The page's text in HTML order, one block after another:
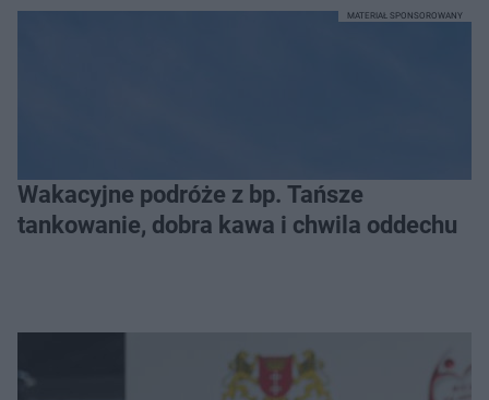
Wakacyjne podróże z bp. Tańsze
tankowanie, dobra kawa i chwila oddechu
MATERIAŁ SPONSOROWANY